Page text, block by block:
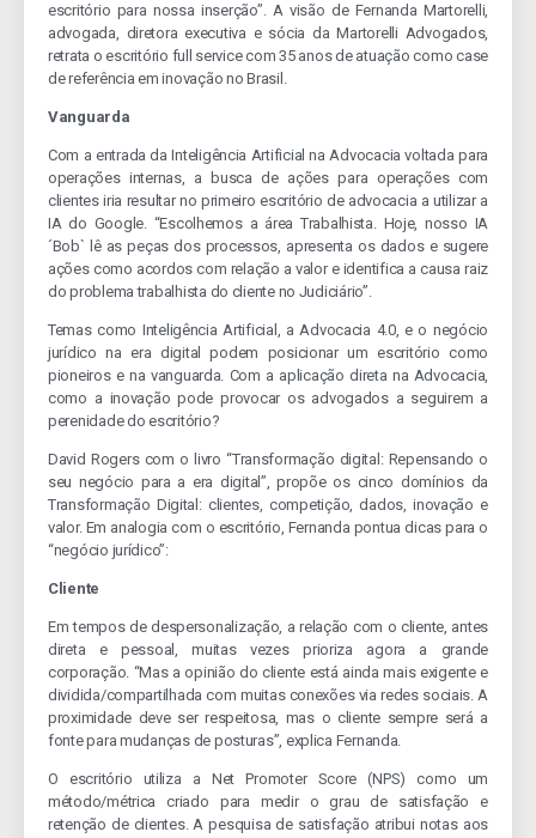
escritório para nossa inserção”. A visão de Fernanda Martorelli,
advogada, diretora executiva e sócia da Martorelli Advogados,
retrata o escritório full service com 35 anos de atuação como case
de referência em inovação no Brasil.
Vanguarda
Com a entrada da Inteligência Artificial na Advocacia voltada para
operações internas, a busca de ações para operações com
clientes iria resultar no primeiro escritório de advocacia a utilizar a
IA do Google. “Escolhemos a área Trabalhista. Hoje, nosso IA
´Bob` lê as peças dos processos, apresenta os dados e sugere
ações como acordos com relação a valor e identifica a causa raiz
do problema trabalhista do cliente no Judiciário”.
Temas como Inteligência Artificial, a Advocacia 4.0, e o negócio
jurídico na era digital podem posicionar um escritório como
pioneiros e na vanguarda. Com a aplicação direta na Advocacia,
como a inovação pode provocar os advogados a seguirem a
perenidade do escritório?
David Rogers com o livro “Transformação digital: Repensando o
seu negócio para a era digital”, propõe os cinco domínios da
Transformação Digital: clientes, competição, dados, inovação e
valor. Em analogia com o escritório, Fernanda pontua dicas para o
“negócio jurídico”:
Cliente
Em tempos de despersonalização, a relação com o cliente, antes
direta e pessoal, muitas vezes prioriza agora a grande
corporação. “Mas a opinião do cliente está ainda mais exigente e
dividida/compartilhada com muitas conexões via redes sociais. A
proximidade deve ser respeitosa, mas o cliente sempre será a
fonte para mudanças de posturas”, explica Fernanda.
O escritório utiliza a Net Promoter Score (NPS) como um
método/métrica criado para medir o grau de satisfação e
retenção de clientes. A pesquisa de satisfação atribui notas aos